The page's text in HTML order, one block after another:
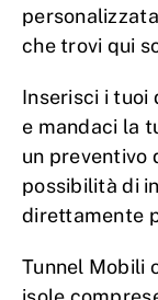
che trovi qui
Inserisci i tuoi
e mandaci la
un preventivo
possibilità di
direttamente
Tunnel Mobili